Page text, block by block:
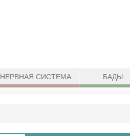
НЕРВНАЯ СИСТЕМА БАДЫ